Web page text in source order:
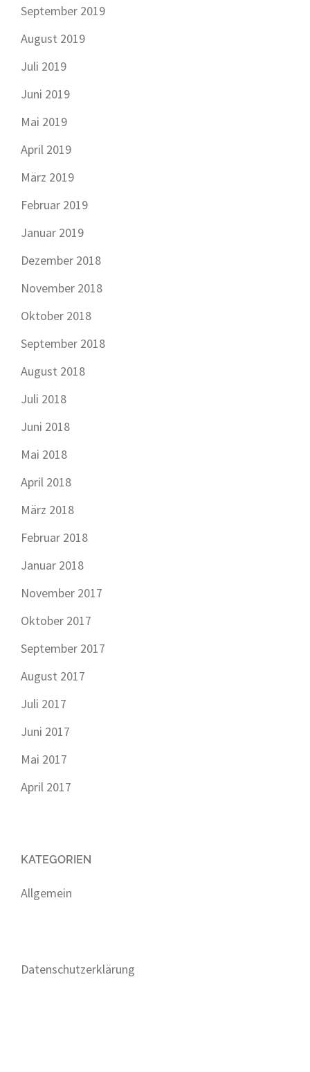
September 2019
August 2019
Juli 2019
Juni 2019
Mai 2019
April 2019
März 2019
Februar 2019
Januar 2019
Dezember 2018
November 2018
Oktober 2018
September 2018
August 2018
Juli 2018
Juni 2018
Mai 2018
April 2018
März 2018
Februar 2018
Januar 2018
November 2017
Oktober 2017
September 2017
August 2017
Juli 2017
Juni 2017
Mai 2017
April 2017
KATEGORIEN
Allgemein
Datenschutzerklärung